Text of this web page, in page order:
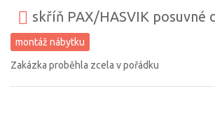
skříň PAX/HASVIK posuvné
montáž nábytku
Zakázka proběhla zcela v pořádku